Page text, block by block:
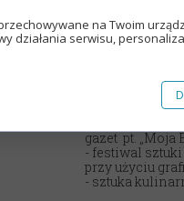
- seminarium
tolerancji”;
- zajęcia
Poniedziałek
- poznanie
- zabawy
- festiwal
gazet pt. „Moja
- festiwal sztuki
przy użyciu
- sztuka
na Twoim
działania serwisu,